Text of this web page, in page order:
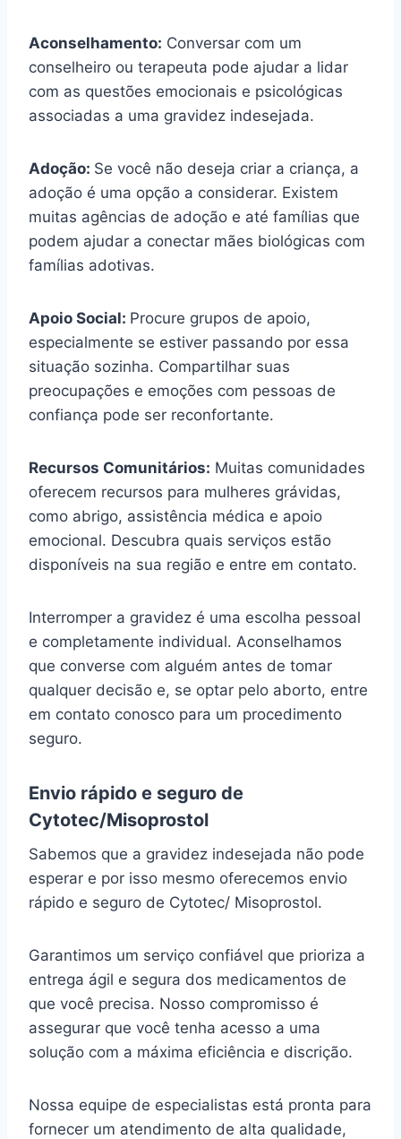
Aconselhamento: Conversar com um
conselheiro ou terapeuta pode ajudar a lidar
com as questões emocionais e psicológicas
associadas a uma gravidez indesejada.
Adoção: Se você não deseja criar a criança, a
adoção é uma opção a considerar. Existem
muitas agências de adoção e até famílias que
podem ajudar a conectar mães biológicas com
famílias adotivas.
Apoio Social: Procure grupos de apoio,
especialmente se estiver passando por essa
situação sozinha. Compartilhar suas
preocupações e emoções com pessoas de
confiança pode ser reconfortante.
Recursos Comunitários: Muitas comunidades
oferecem recursos para mulheres grávidas,
como abrigo, assistência médica e apoio
emocional. Descubra quais serviços estão
disponíveis na sua região e entre em contato.
Interromper a gravidez é uma escolha pessoal
e completamente individual. Aconselhamos
que converse com alguém antes de tomar
qualquer decisão e, se optar pelo aborto, entre
em contato conosco para um procedimento
seguro.
Envio rápido e seguro de
Cytotec/Misoprostol
Sabemos que a gravidez indesejada não pode
esperar e por isso mesmo oferecemos envio
rápido e seguro de Cytotec/ Misoprostol.
Garantimos um serviço confiável que prioriza a
entrega ágil e segura dos medicamentos de
que você precisa. Nosso compromisso é
assegurar que você tenha acesso a uma
solução com a máxima eficiência e discrição.
Nossa equipe de especialistas está pronta para
fornecer um atendimento de alta qualidade,